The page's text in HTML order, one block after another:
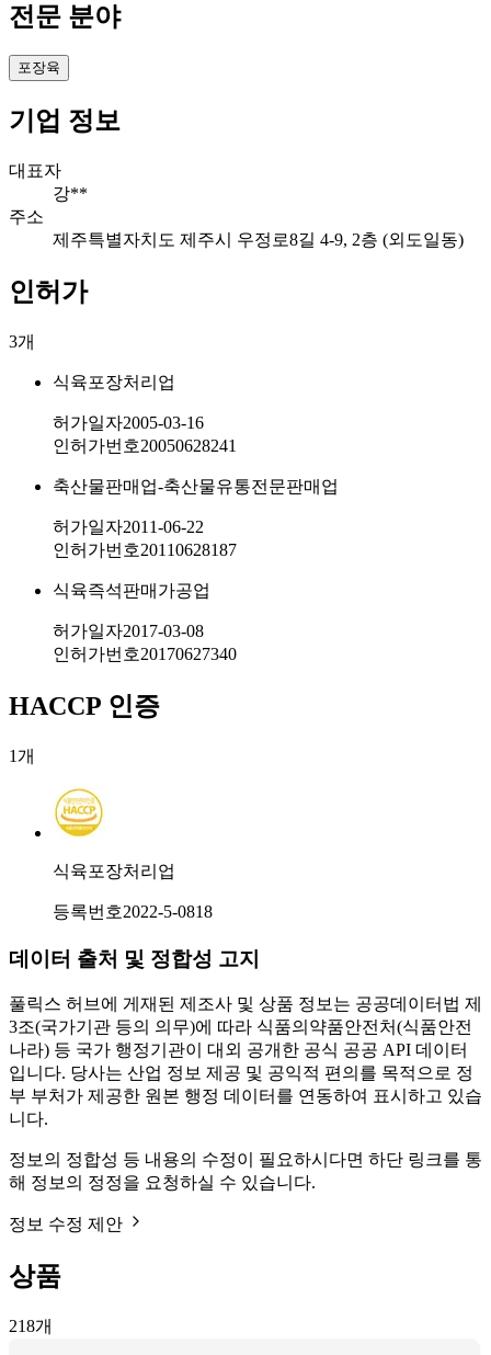
전문 분야
포장육
기업 정보
대표자
강**
주소
제주특별자치도 제주시 우정로8길 4-9, 2층 (외도일동)
인허가
3개
식육포장처리업
허가일자2005-03-16
인허가번호20050628241
축산물판매업-축산물유통전문판매업
허가일자2011-06-22
인허가번호20110628187
식육즉석판매가공업
허가일자2017-03-08
인허가번호20170627340
HACCP 인증
1개
식육포장처리업
등록번호2022-5-0818
데이터 출처 및 정합성 고지
풀릭스 허브에 게재된 제조사 및 상품 정보는 공공데이터법 제
3조(국가기관 등의 의무)에 따라 식품의약품안전처(식품안전
나라) 등 국가 행정기관이 대외 공개한 공식 공공 API 데이터
입니다. 당사는 산업 정보 제공 및 공익적 편의를 목적으로 정
부 부처가 제공한 원본 행정 데이터를 연동하여 표시하고 있습
니다.
정보의 정합성 등 내용의 수정이 필요하시다면 하단 링크를 통
해 정보의 정정을 요청하실 수 있습니다.
정보 수정 제안
상품
218개